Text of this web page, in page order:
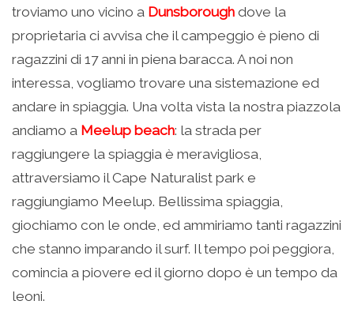
troviamo uno vicino a Dunsborough dove la
proprietaria ci avvisa che il campeggio è pieno di
ragazzini di 17 anni in piena baracca. A noi non
interessa, vogliamo trovare una sistemazione ed
andare in spiaggia. Una volta vista la nostra piazzola
andiamo a Meelup beach: la strada per
raggiungere la spiaggia è meravigliosa,
attraversiamo il Cape Naturalist park e
raggiungiamo Meelup. Bellissima spiaggia,
giochiamo con le onde, ed ammiriamo tanti ragazzini
che stanno imparando il surf. Il tempo poi peggiora,
comincia a piovere ed il giorno dopo è un tempo da
leoni.